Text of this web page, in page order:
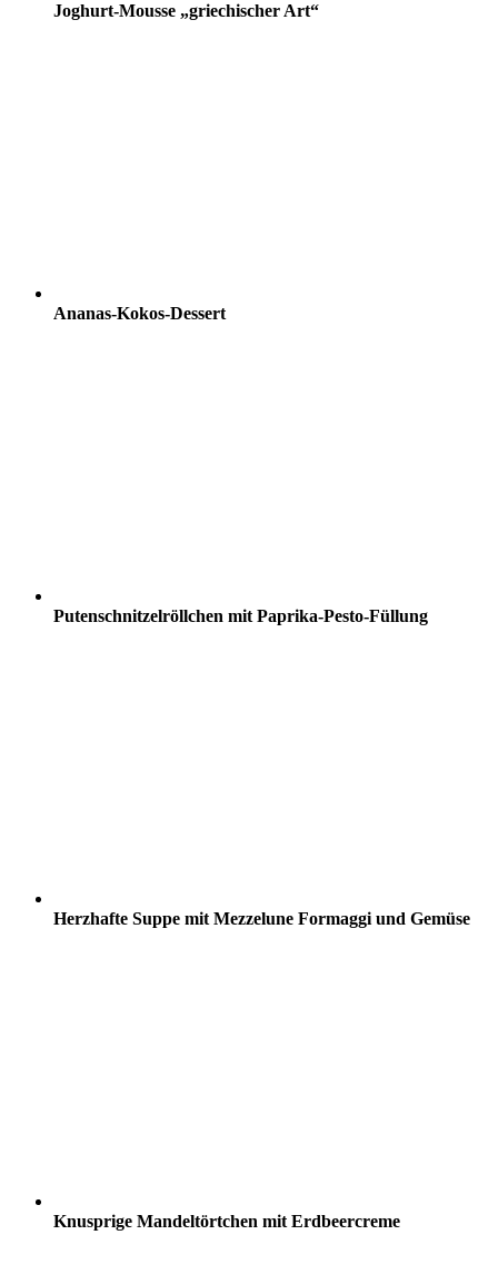
Joghurt-Mousse „griechischer Art“
Ananas-Kokos-Dessert
Putenschnitzelröllchen mit Paprika-Pesto-Füllung
Herzhafte Suppe mit Mezzelune Formaggi und Gemüse
Knusprige Mandeltörtchen mit Erdbeercreme